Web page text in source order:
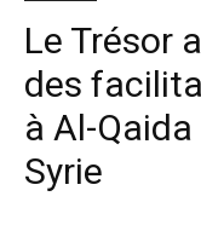
Le Trésor
des
à Al-
Syrie